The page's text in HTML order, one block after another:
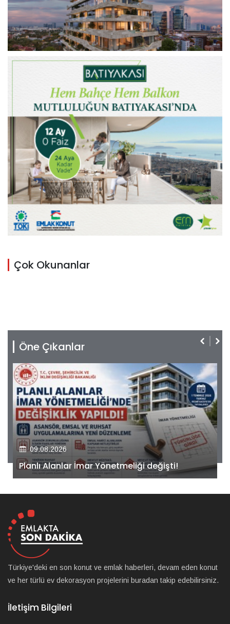
Çok Okunanlar
Öne Çıkanlar
09.08.2026
Kiler GYO’dan Pendik Dolayoba projesiyle ilgili
önemli adım!
Türkiye'deki en son konut ve emlak haberleri, devam eden konut
ve her türlü ev dekorasyon projelerini buradan takip edebilirsiniz.
İletişim Bilgileri